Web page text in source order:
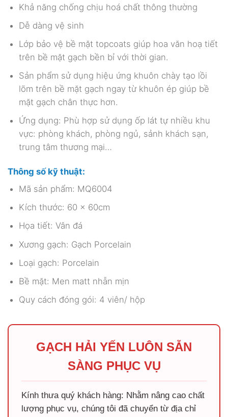
Khả năng chống chịu hoá chất thông thường
Dễ dàng vệ sinh
Lớp bảo vệ bề mặt topcoats giúp hoa văn hoạ tiết
trên bề mặt gạch bền bỉ với thời gian.
Sản phẩm sử dụng hiệu ứng khuôn chày tạo lồi
lõm trên bề mặt gạch ngay từ khuôn ép giúp bề
mặt gạch chân thực hơn.
Ứng dụng: Phù hợp sử dụng ốp lát tự nhiều khu
vực: phòng khách, phòng ngủ, sảnh khách sạn,
trung tâm thương mại…
Thông số kỹ thuật:
Mã sản phẩm: MQ6004
Kích thước: 60 x 60cm
Họa tiết: Vân đá
Xương gạch: Gạch Porcelain
Loại gạch: Porcelain
Bề mặt: Men matt nhẵn mịn
Quy cách đóng gói: 4 viên/ hộp
GẠCH HẢI YẾN LUÔN SẴN
SÀNG PHỤC VỤ
Kính thưa quý khách hàng: Nhằm nâng cao chất
lượng phục vụ, chúng tôi đã chuyển từ địa chỉ